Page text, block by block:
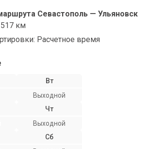
Севастополь — Ульяновск
км
Расчетное время
Вт
Выходной
Чт
Выходной
Сб